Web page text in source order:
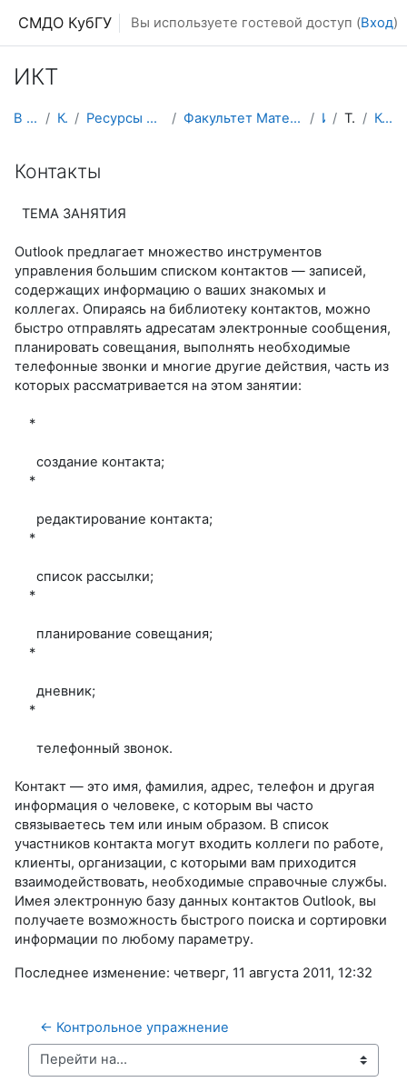
СМДО КубГУ Вы используете гостевой доступ (Вход)
ИКТ
В начало Курсы Ресурсы подразделений КубГУ Факультет Математики и компьютерных наук ИКТ Тема 1 Контакты
Контакты
ТЕМА ЗАНЯТИЯ
Outlook предлагает множество инструментов
управления большим списком контактов — записей,
содержащих информацию о ваших знакомых и
коллегах. Опираясь на библиотеку контактов, можно
быстро отправлять адресатам электронные сообщения,
планировать совещания, выполнять необходимые
телефонные звонки и многие другие действия, часть из
которых рассматривается на этом занятии:
*
создание контакта;
*
редактирование контакта;
*
список рассылки;
*
планирование совещания;
*
дневник;
*
телефонный звонок.
Контакт — это имя, фамилия, адрес, телефон и другая
информация о человеке, с которым вы часто
связываетесь тем или иным образом. В список
участников контакта могут входить коллеги по работе,
клиенты, организации, с которыми вам приходится
взаимодействовать, необходимые справочные службы.
Имея электронную базу данных контактов Outlook, вы
получаете возможность быстрого поиска и сортировки
информации по любому параметру.
Последнее изменение: четверг, 11 августа 2011, 12:32
← Контрольное упражнение
Перейти на...